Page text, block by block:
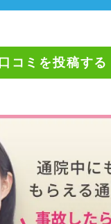
口コミを投稿する